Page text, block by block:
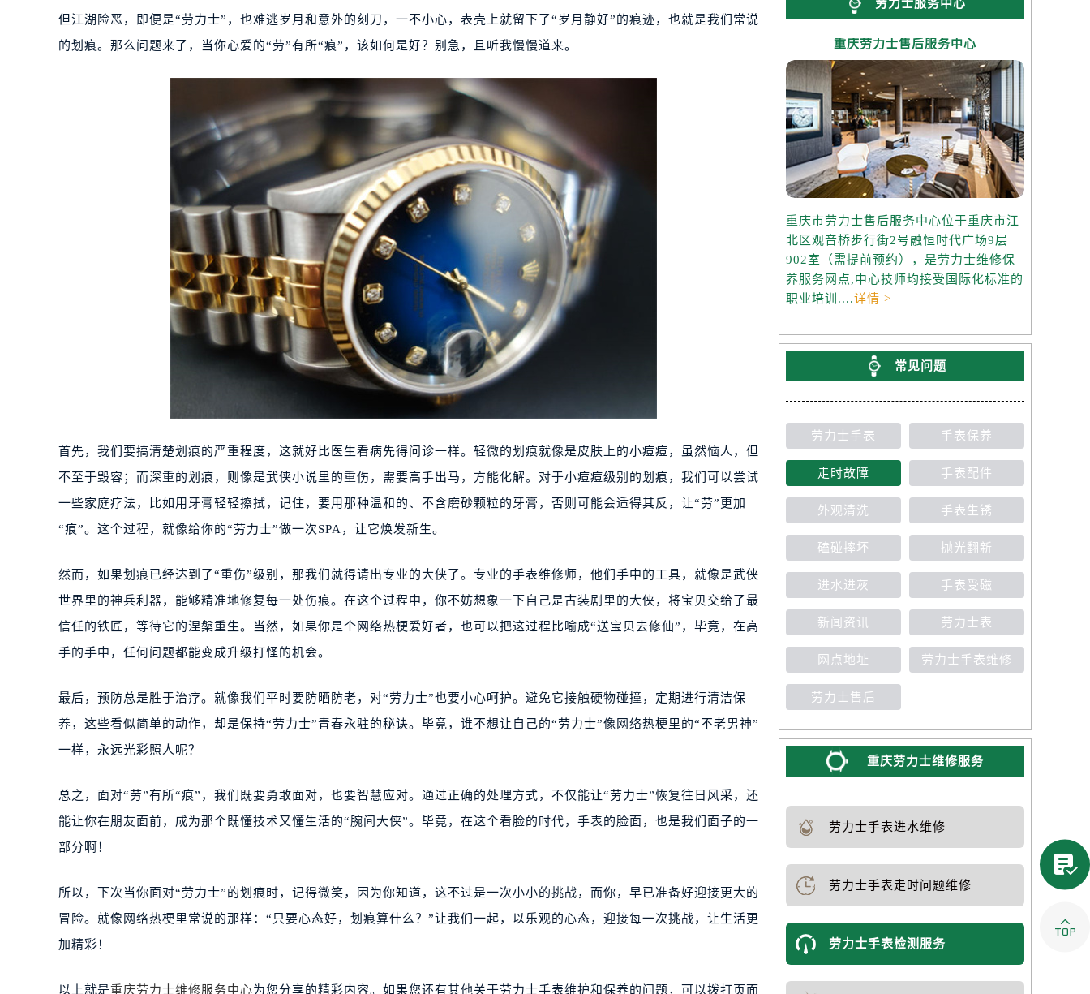
但江湖险恶，即便是“劳力士”，也难逃岁月和意外的刻刀，一不小心，表壳上就留下了“岁月静好”的痕迹，也就是我们常说
的划痕。那么问题来了，当你心爱的“劳”有所“痕”，该如何是好？别急，且听我慢慢道来。
首先，我们要搞清楚划痕的严重程度，这就好比医生看病先得问诊一样。轻微的划痕就像是皮肤上的小痘痘，虽然恼人，但
不至于毁容；而深重的划痕，则像是武侠小说里的重伤，需要高手出马，方能化解。对于小痘痘级别的划痕，我们可以尝试
一些家庭疗法，比如用牙膏轻轻擦拭，记住，要用那种温和的、不含磨砂颗粒的牙膏，否则可能会适得其反，让“劳”更加
“痕”。这个过程，就像给你的“劳力士”做一次SPA，让它焕发新生。
然而，如果划痕已经达到了“重伤”级别，那我们就得请出专业的大侠了。专业的手表维修师，他们手中的工具，就像是武侠
世界里的神兵利器，能够精准地修复每一处伤痕。在这个过程中，你不妨想象一下自己是古装剧里的大侠，将宝贝交给了最
信任的铁匠，等待它的涅槃重生。当然，如果你是个网络热梗爱好者，也可以把这过程比喻成“送宝贝去修仙”，毕竟，在高
手的手中，任何问题都能变成升级打怪的机会。
最后，预防总是胜于治疗。就像我们平时要防晒防老，对“劳力士”也要小心呵护。避免它接触硬物碰撞，定期进行清洁保
养，这些看似简单的动作，却是保持“劳力士”青春永驻的秘诀。毕竟，谁不想让自己的“劳力士”像网络热梗里的“不老男神”
一样，永远光彩照人呢？
总之，面对“劳”有所“痕”，我们既要勇敢面对，也要智慧应对。通过正确的处理方式，不仅能让“劳力士”恢复往日风采，还
能让你在朋友面前，成为那个既懂技术又懂生活的“腕间大侠”。毕竟，在这个看脸的时代，手表的脸面，也是我们面子的一
部分啊！
所以，下次当你面对“劳力士”的划痕时，记得微笑，因为你知道，这不过是一次小小的挑战，而你，早已准备好迎接更大的
冒险。就像网络热梗里常说的那样：“只要心态好，划痕算什么？”让我们一起，以乐观的心态，迎接每一次挑战，让生活更
加精彩！
以上就是重庆劳力士维修服务中心为您分享的精彩内容。如果您还有其他关于劳力士手表维护和保养的问题，可以拨打页面
劳力士服务中心
重庆劳力士售后服务中心
重庆市劳力士售后服务中心位于重庆市江
北区观音桥步行街2号融恒时代广场9层
902室（需提前预约），是劳力士维修保
养服务网点,中心技师均接受国际化标准的
职业培训....详情 >
常见问题
劳力士手表 手表保养
走时故障 手表配件
外观清洗 手表生锈
磕碰摔坏 抛光翻新
进水进灰 手表受磁
新闻资讯 劳力士表
网点地址 劳力士手表维修
劳力士售后
重庆劳力士维修服务
劳力士手表进水维修
劳力士手表走时问题维修
劳力士手表检测服务

